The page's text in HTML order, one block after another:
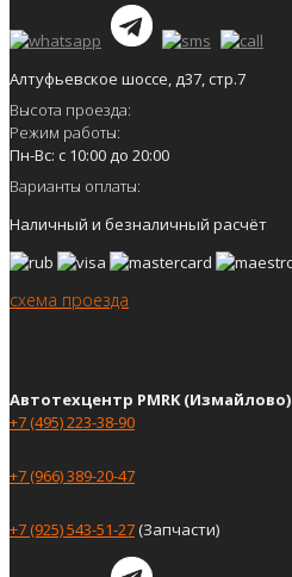
Алтуфьевское шоссе, д37, стр.7
Высота проезда:
Режим работы:
Пн-Вс: с 10:00 до 20:00
Варианты оплаты:
Наличный и безналичный расчёт
схема проезда
Автотехцентр PMRK (Измайлово)
+7 (495) 223-38-90
+7 (966) 389-20-47
+7 (925) 543-51-27(Запчасти)